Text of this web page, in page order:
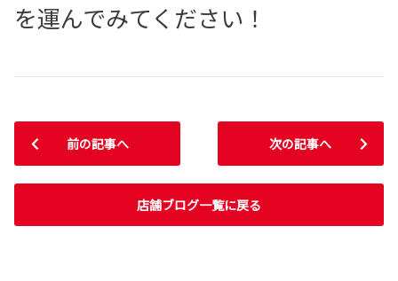
を運んでみてください！
前の記事へ
店舗ブログ一覧に戻る
次の記事へ